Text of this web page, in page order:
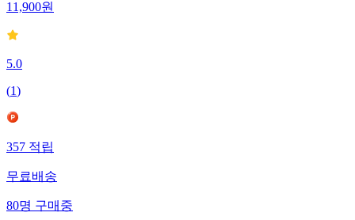
11,900원
5.0
(1)
357적립
무료배송
80명구매중